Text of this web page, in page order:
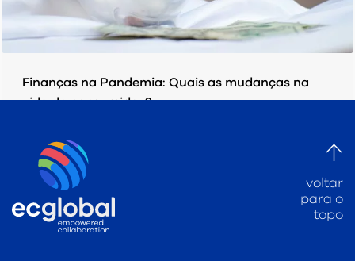
Finanças na Pandemia: Quais as mudanças na
vida do consumidor?
PUBLICADO EM
voltar
para o
topo